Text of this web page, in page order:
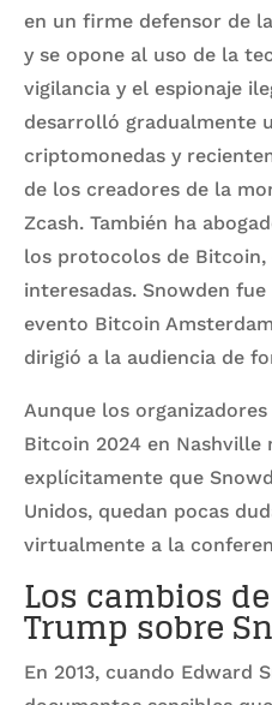
en un firme defensor de
y se opone al uso de la
vigilancia y el espionaje
desarrolló gradualmente
criptomonedas y
de los creadores de la
Zcash. También ha
los protocolos de
interesadas. Snowden
evento Bitcoin
dirigió a la audiencia de
Aunque los
Bitcoin 2024 en Nashville
explícitamente que
Unidos, quedan pocas
virtualmente a la
Los cambios
Trump sobre
En 2013, cuando Edward